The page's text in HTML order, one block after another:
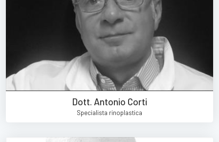
Dott. Antonio Corti
Specialista rinoplastica